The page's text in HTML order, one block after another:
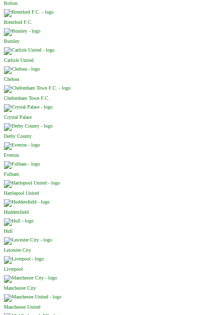
Bolton
Brentford F.C.
Burnley
Carlisle United
Chelsea
Cheltenham Town F.C.
Crystal Palace
Derby County
Everton
Fulham
Hartlepool United
Huddersfield
Hull
Leicester City
Liverpool
Manchester City
Manchester United